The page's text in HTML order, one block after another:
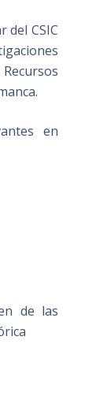
del CSIC
de las